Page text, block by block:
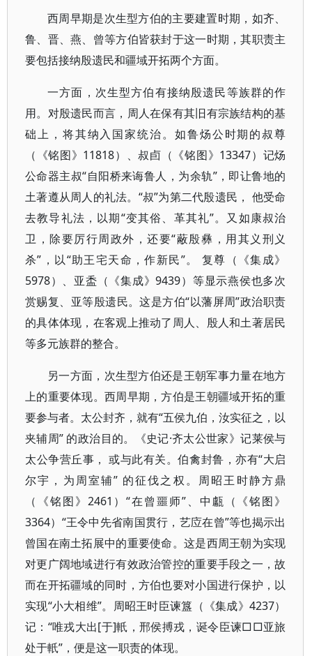
西周早期是次生型方伯的主要建置时期，如齐、
鲁、晋、燕、曾等方伯皆获封于这一时期，其职责主
要包括接纳殷遗民和疆域开拓两个方面。
一方面，次生型方伯有接纳殷遗民等族群的作
用。对殷遗民而言，周人在保有其旧有宗族结构的基
础上，将其纳入国家统治。如鲁炀公时期的叔尊
（《铭图》11818）、叔卣（《铭图》13347）记炀
公命器主叔“自阳桥来诲鲁人，为余轨”，即让鲁地的
土著遵从周人的礼法。“叔”为第二代殷遗民， 他受命
去教导礼法，以期“变其俗、革其礼”。又如康叔治
卫，除要厉行周政外，还要“蔽殷彝，用其义刑义
杀”，以“助王宅天命，作新民”。 复尊（《集成》
5978）、亚盉（《集成》9439）等显示燕侯也多次
赏赐复、亚等殷遗民。这是方伯“以藩屏周”政治职责
的具体体现，在客观上推动了周人、殷人和土著居民
等多元族群的整合。
另一方面，次生型方伯还是王朝军事力量在地方
上的重要体现。西周早期，方伯是王朝疆域开拓的重
要参与者。太公封齐，就有“五侯九伯，汝实征之，以
夹辅周” 的政治目的。《史记·齐太公世家》记莱侯与
太公争营丘事， 或与此有关。伯禽封鲁，亦有“大启
尔宇，为周室辅” 的征伐之权。周昭王时静方鼎
（《铭图》2461）“在曾噩师”、中甗（《铭图》
3364）“王令中先省南国贯行，艺㡴在曾”等也揭示出
曾国在南土拓展中的重要使命。这是西周王朝为实现
对更广阔地域进行有效政治管控的重要手段之一，故
而在开拓疆域的同时，方伯也要对小国进行保护，以
实现“小大相维”。周昭王时臣谏簋（《集成》4237）
记：“唯戎大出[于]軝，邢侯搏戎，诞令臣谏□□亚旅
处于軝”，便是这一职责的体现。